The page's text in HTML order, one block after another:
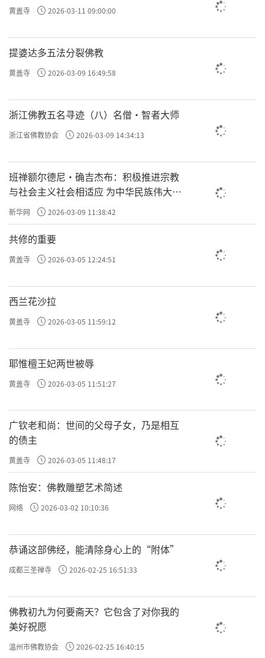
黄盖寺 2026-03-11 09:00:00
提婆达多五法分裂佛教
黄盖寺 2026-03-09 16:49:58
浙江佛教五名寻迹（八）名僧·智者大师
浙江省佛教协会 2026-03-09 14:34:13
班禅额尔德尼·确吉杰布：积极推进宗教
与社会主义社会相适应 为中华民族伟大复
兴贡献力量
新华网 2026-03-09 11:38:42
共修的重要
黄盖寺 2026-03-05 12:24:51
西兰花沙拉
黄盖寺 2026-03-05 11:59:12
耶惟檀王妃两世被辱
黄盖寺 2026-03-05 11:51:27
广钦老和尚：世间的父母子女，乃是相互
的债主
黄盖寺 2026-03-05 11:48:17
陈怡安：佛教雕塑艺术简述
网络 2026-03-02 10:10:36
恭诵这部佛经，能清除身心上的“附体”
成都三圣禅寺 2026-02-25 16:51:33
佛教初九为何要斋天？它包含了对你我的
美好祝愿
温州市佛教协会 2026-02-25 16:40:15